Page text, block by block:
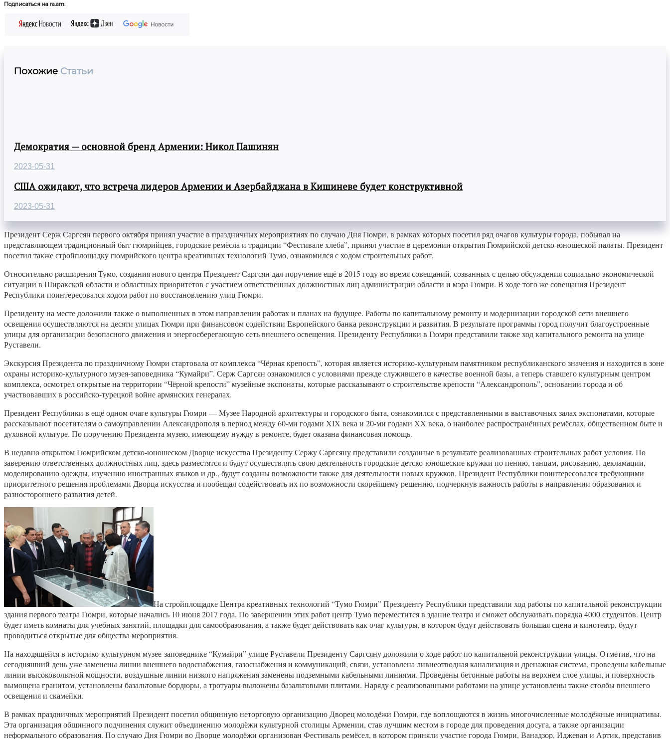
Подписаться на ra.am:
Похожие Статьи
Демократия — основной бренд Армении: Никол Пашинян
2023-05-31
США ожидают, что встреча лидеров Армении и Азербайджана в Кишиневе будет конструктивной
2023-05-31
Президент Серж Саргсян первого октября принял участие в праздничных мероприятиях по случаю Дня Гюмри, в рамках которых посетил ряд очагов культуры города, побывал на
представляющем традиционный быт гюмрийцев, городские ремёсла и традиции “Фестивале хлеба”, принял участие в церемонии открытия Гюмрийской детско-юношеской палаты. Президент
посетил также стройплощадку гюмрийского центра креативных технологий Тумо, ознакомился с ходом строительных работ.
Относительно расширения Тумо, создания нового центра Президент Саргсян дал поручение ещё в 2015 году во время совещаний, созванных с целью обсуждения социально-экономической
ситуации в Ширакской области и областных приоритетов с участием ответственных должностных лиц администрации области и мэра Гюмри. В ходе того же совещания Президент
Республики поинтересовался ходом работ по восстановлению улиц Гюмри.
Президенту на месте доложили также о выполненных в этом направлении работах и планах на будущее. Работы по капитальному ремонту и модернизации городской сети внешнего
освещения осуществляются на десяти улицах Гюмри при финансовом содействии Европейского банка реконструкции и развития. В результате программы город получит благоустроенные
улицы для организации безопасного движения и энергосберегающую сеть внешнего освещения. Президенту Республики в Гюмри представили также ход капитального ремонта на улице
Руставели.
Экскурсия Президента по праздничному Гюмри стартовала от комплекса “Чёрная крепость”, которая является историко-культурным памятником республиканского значения и находится в зоне
охраны историко-культурного музея-заповедника “Кумайри”. Серж Саргсян ознакомился с условиями прежде служившего в качестве военной базы, а теперь ставшего культурным центром
комплекса, осмотрел открытые на территории “Чёрной крепости” музейные экспонаты, которые рассказывают о строительстве крепости “Александрополь”, основании города и об
участвовавших в российско-турецкой войне армянских генералах.
Президент Республики в ещё одном очаге культуры Гюмри — Музее Народной архитектуры и городского быта, ознакомился с представленными в выставочных залах экспонатами, которые
рассказывают посетителям о самоуправлении Александрополя в период между 60-ми годами XIX века и 20-ми годами XX века, о наиболее распространённых ремёслах, общественном быте и
духовной культуре. По поручению Президента музею, имеющему нужду в ремонте, будет оказана финансовая помощь.
В недавно открытом Гюмрийском детско-юношеском Дворце искусства Президенту Сержу Саргсяну представили созданные в результате реализованных строительных работ условия. По
заверению ответственных должностных лиц, здесь разместятся и будут осуществлять свою деятельность городские детско-юношеские кружки по пению, танцам, рисованию, декламации,
моделированию одежды, изучению иностранных языков и др., будут созданы возможности также для деятельности новых кружков. Президент Республики поинтересовался требующими
приоритетного решения проблемами Дворца искусства и пообещал содействовать их по возможности скорейшему решению, подчеркнув важность работы в направлении образования и
разностороннего развития детей.
На стройплощадке Центра креативных технологий “Тумо Гюмри” Президенту Республики представили ход работы по капитальной реконструкции
здания первого театра Гюмри, которые начались 10 июня 2017 года. По завершении этих работ центр Тумо переместится в здание театра и сможет обслуживать порядка 4000 студентов. Центр
будет иметь комнаты для учебных занятий, площадки для самообразования, а также будет действовать как очаг культуры, в котором будут действовать большая сцена и кинотеатр, будут
проводиться открытые для общества мероприятия.
На находящейся в историко-культурном музее-заповеднике “Кумайри” улице Руставели Президенту Саргсяну доложили о ходе работ по капитальной реконструкции улицы. Отметив, что на
сегодняшний день уже заменены линии внешнего водоснабжения, газоснабжения и коммуникаций, связи, установлена ливнеотводная канализация и дренажная система, проведены кабельные
линии высоковольтной мощности, воздушные линии низкого напряжения заменены подземными кабельными линиями. Проведены бетонные работы на верхнем слое улицы, и поверхность
вымощена гранитом, установлены базальтовые бордюры, а тротуары выложены базальтовыми плитами. Наряду с реализованными работами на улице установлены также столбы внешнего
освещения и скамейки.
В рамках праздничных мероприятий Президент посетил общинную неторговую организацию Дворец молодёжи Гюмри, где воплощаются в жизнь многочисленные молодёжные инициативы.
Эта организация общинного подчинения служит объединению молодёжи культурной столицы Армении, став лучшим местом в городе для проведения досуга, а также организации
неформального образования. По случаю Дня Гюмри во Дворце молодёжи организован Фестиваль ремёсел, в котором приняли участие города Гюмри, Ванадзор, Иджеван и Артик, представив